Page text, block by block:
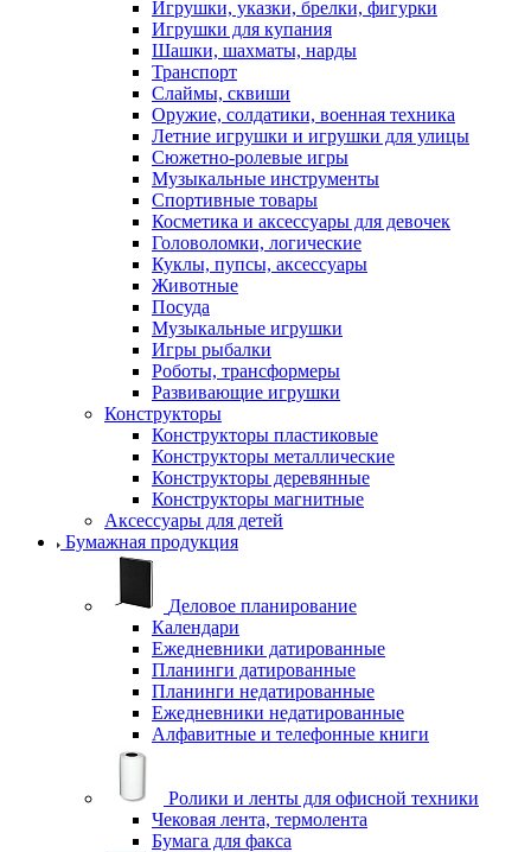
Игрушки, указки, брелки, фигурки
Игрушки для купания
Шашки, шахматы, нарды
Транспорт
Слаймы, сквиши
Оружие, солдатики, военная техника
Летние игрушки и игрушки для улицы
Сюжетно-ролевые игры
Музыкальные инструменты
Спортивные товары
Косметика и аксессуары для девочек
Головоломки, логические
Куклы, пупсы, аксессуары
Животные
Посуда
Музыкальные игрушки
Игры рыбалки
Роботы, трансформеры
Развивающие игрушки
Конструкторы
Конструкторы пластиковые
Конструкторы металлические
Конструкторы деревянные
Конструкторы магнитные
Аксессуары для детей
Бумажная продукция
Деловое планирование
Календари
Ежедневники датированные
Планинги датированные
Планинги недатированные
Ежедневники недатированные
Алфавитные и телефонные книги
Ролики и ленты для офисной техники
Чековая лента, термолента
Бумага для факса